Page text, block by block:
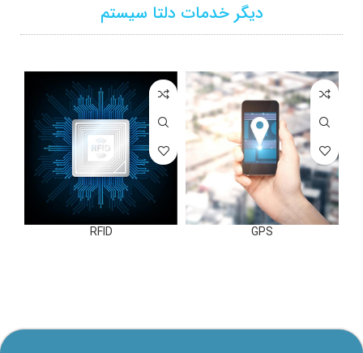
دیگر خدمات دلتا سیستم
GPS
RFID